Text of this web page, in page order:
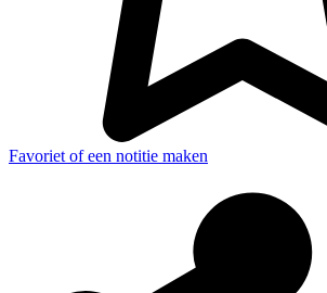
Favoriet of een notitie maken